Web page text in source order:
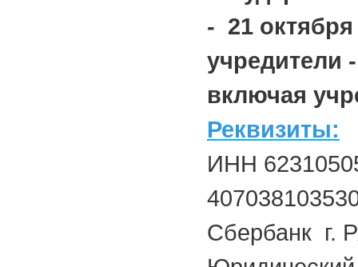
- 21 октября
учредители
включая
Реквизиты:
ИНН
Сбербанк г.